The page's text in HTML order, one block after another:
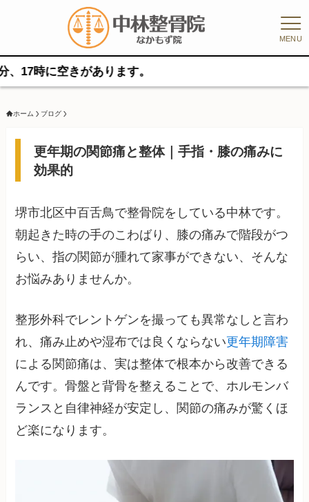
MENU
きがあります。
ホーム ブログ
更年期の関節痛と整体｜手指・膝の痛みに
効果的
堺市北区中百舌鳥で整骨院をしている中林です。
朝起きた時の手のこわばり、膝の痛みで階段がつ
らい、指の関節が腫れて家事ができない、そんな
お悩みありませんか。
整形外科でレントゲンを撮っても異常なしと言わ
れ、痛み止めや湿布では良くならない更年期障害
による関節痛は、実は整体で根本から改善できる
んです。骨盤と背骨を整えることで、ホルモンバ
ランスと自律神経が安定し、関節の痛みが驚くほ
ど楽になります。